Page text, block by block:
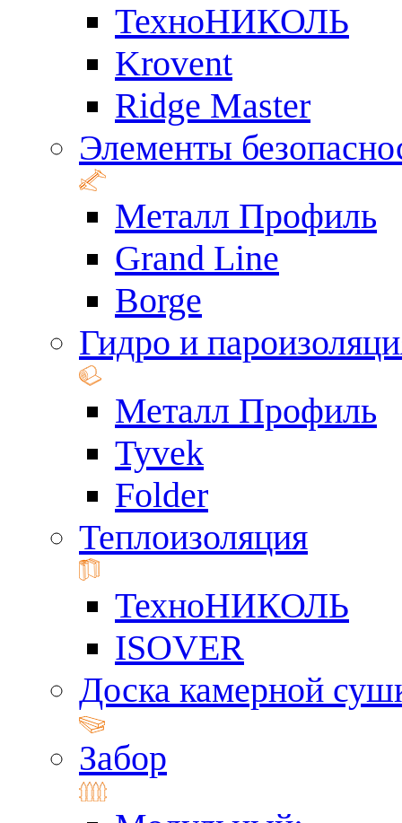
ТехноНИКОЛЬ
Krovent
Ridge Master
Элементы
Металл Профиль
Grand Line
Borge
Гидро и
Металл Профиль
Tyvek
Folder
Теплоизоляция
ТехноНИКОЛЬ
ISOVER
Доска камерной
Забор